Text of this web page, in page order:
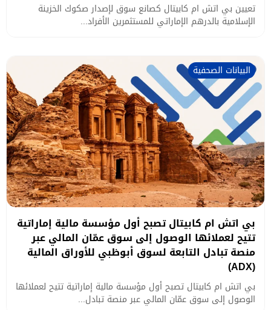
تعيين بي اتش ام كابيتال كصانع سوق لإصدار صكوك الخزينة
الإسلامية بالدرهم الإماراتي للمستثمرين الأفراد...
البيانات الصحفية
بي اتش ام كابيتال تصبح أول مؤسسة مالية إماراتية
تتيح لعملائها الوصول إلى سوق عمّان المالي عبر
منصة تبادل التابعة لسوق أبوظبي للأوراق المالية
(ADX)
بي اتش ام كابيتال تصبح أول مؤسسة مالية إماراتية تتيح لعملائها
الوصول إلى سوق عمّان المالي عبر منصة تبادل...